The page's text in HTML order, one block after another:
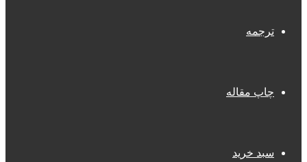
ترجمه
چاپ مقاله
سبد خرید